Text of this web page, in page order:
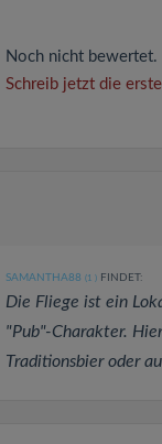
Noch nicht
Schreib jetzt die
SAMANTHA88 (1 )FINDET:
Die Fliege ist ein
"Pub"-Charakter.
Traditionsbier oder